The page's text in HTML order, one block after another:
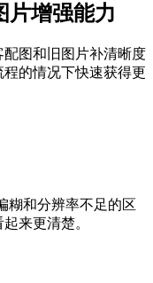
片增强能力
图和旧图片补清晰度
的情况下快速获得更
糊和分辨率不足的区
来更清楚。